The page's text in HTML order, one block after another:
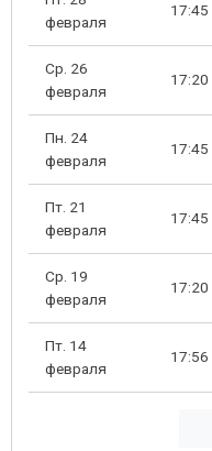
февраля
17:45
Ср. 26
февраля
17:20
Пн. 24
февраля
17:45
Пт. 21
февраля
17:45
Ср. 19
февраля
17:20
Пт. 14
февраля
17:56